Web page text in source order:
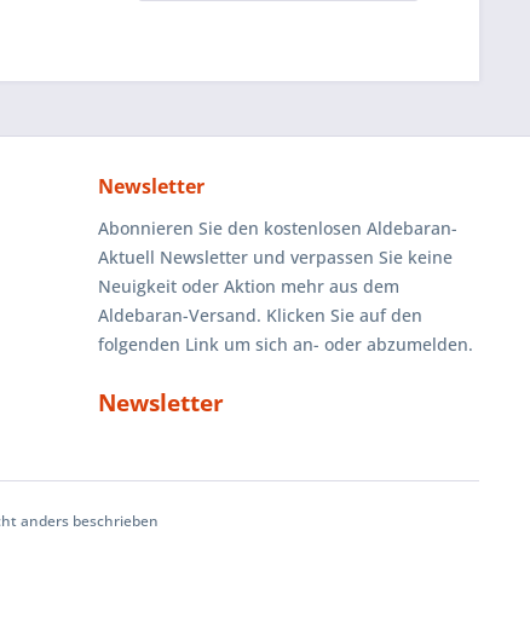
Newsletter
Abonnieren Sie den kostenlosen Aldebaran-
Aktuell Newsletter und verpassen Sie keine
Neuigkeit oder Aktion mehr aus dem
Aldebaran-Versand. Klicken Sie auf den
folgenden Link um sich an- oder abzumelden.
Newsletter
anders beschrieben